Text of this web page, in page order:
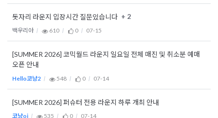
돗자리 라운지 입장시간 질문있습니다 + 2
백우리아 610 0 07-15
[SUMMER 2026] 코믹월드 라운지 일요일 전체 매진 및 취소분 예매
오픈 안내
Hello코냥2 548 0 07-14
[SUMMER 2026] 퍼슈터 전용 라운지 하루 개최 안내
코냥oi 535 0 07-14